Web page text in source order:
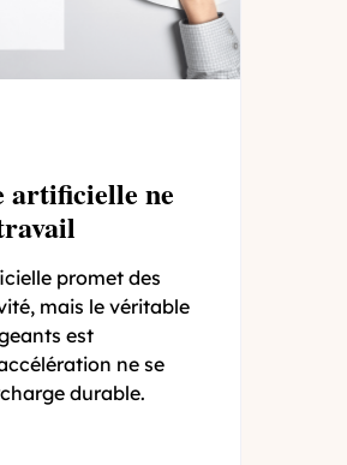
ne
promet des
mais le véritable
est
ne se
durable.